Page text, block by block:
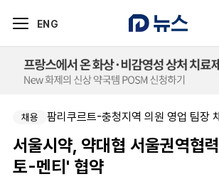
ENG
채용 팜리쿠르트-충청지역 의원 영업 팀장
서울시약, 약대협 서울권역협
토-멘티' 협약